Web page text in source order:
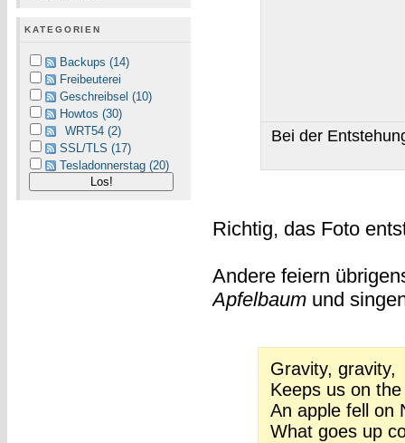
KATEGORIEN
Backups (14)
Freibeuterei
Geschreibsel (10)
Howtos (30)
WRT54 (2)
SSL/TLS (17)
Tesladonnerstag (20)
Bei der
Richtig, das Foto
Andere feiern
Apfelbaumund
Gravity, gravity,
Keeps us on
An apple fell on
What goes up